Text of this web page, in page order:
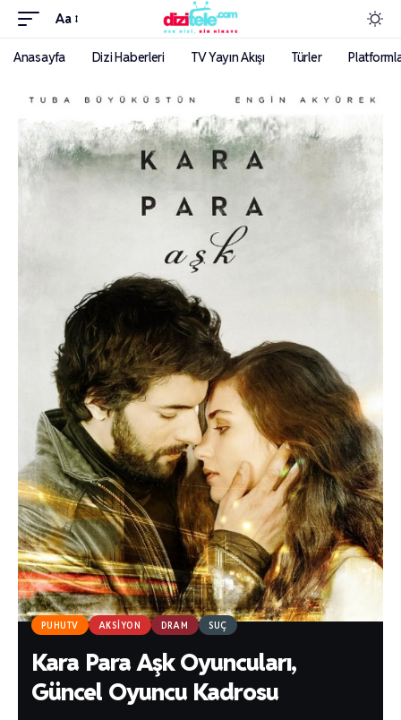
Aa
Anasayfa Dizi Haberleri TV Yayın Akışı Türler
PUHUTV AKSIYON DRAM SUÇ
Kara Para Aşk Oyuncuları,
Güncel Oyuncu Kadrosu